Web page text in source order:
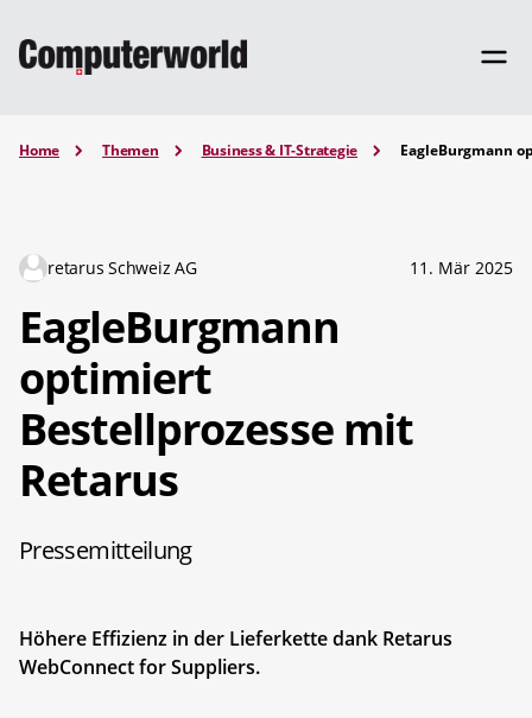
Home Themen Business & IT-Strategie EagleBurgmann
retarus Schweiz AG 11. Mär 2025
EagleBurgmann
optimiert
Bestellprozesse mit
Retarus
Pressemitteilung
Höhere Effizienz in der Lieferkette dank Retarus
WebConnect for Suppliers.